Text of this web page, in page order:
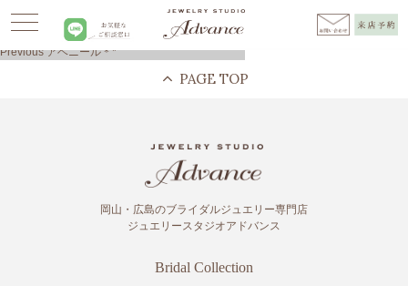
>BLOG広島>ブライダルリング>アベニール＊*
広島市結婚指輪
投
PreviousPrevious
アベニール＊*
岡山・広島のブライダルジュエリー専門店
ジュエリースタジオアドバンス
Bridal Collection